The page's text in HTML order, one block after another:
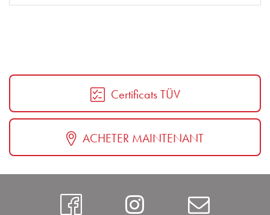
Certificats TÜV
ACHETER MAINTENANT
https://Instagram